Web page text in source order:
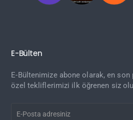
E-Bülten
E-Bültenimize abone olarak, en son
özel tekliflerimizi ilk öğrenen siz
Posta